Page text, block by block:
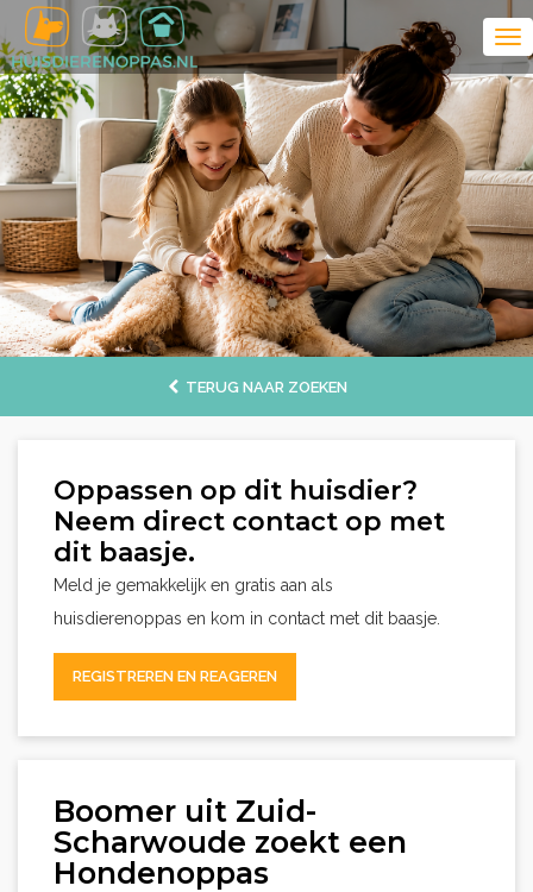
TERUG NAAR ZOEKEN
Oppassen op dit huisdier?
Neem direct contact op met
dit baasje.
Meld je gemakkelijk en gratis aan als
huisdierenoppas en kom in contact met dit baasje.
REGISTREREN EN REAGEREN
Boomer uit Zuid-
Scharwoude zoekt een
Hondenoppas